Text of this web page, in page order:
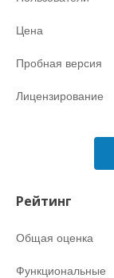
Цена
Пробная версия
Лицензирование
Рейтинг
Общая оценка
Функциональные